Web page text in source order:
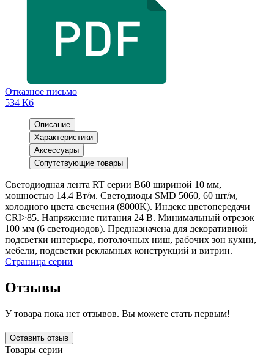
Отказное письмо
534 Кб
Описание
Характеристики
Аксессуары
Сопутствующие товары
Светодиодная лента RT серии B60 шириной 10 мм,
мощностью 14.4 Вт/м. Светодиоды SMD 5060, 60 шт/м,
холодного цвета свечения (8000K). Индекс цветопередачи
CRI>85. Напряжение питания 24 В. Минимальный отрезок
100 мм (6 светодиодов). Предназначена для декоративной
подсветки интерьера, потолочных ниш, рабочих зон кухни,
мебели, подсветки рекламных конструкций и витрин.
Страница серии
Отзывы
У товара пока нет отзывов. Вы можете стать первым!
Оставить отзыв
Товары серии